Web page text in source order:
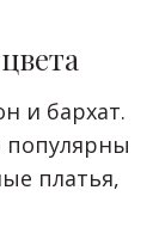
и бархат.
популярны
платья,